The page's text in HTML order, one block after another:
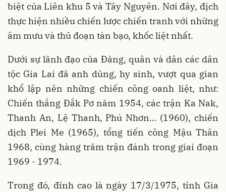
biệt của Liên khu 5 và Tây Nguyên. Nơi đây, địch
thực hiện nhiều chiến lược chiến tranh với những
âm mưu và thủ đoạn tàn bạo, khốc liệt nhất.
Dưới sự lãnh đạo của Đảng, quân và dân các dân
tộc Gia Lai đã anh dũng, hy sinh, vượt qua gian
khổ lập nên những chiến công oanh liệt, như:
Chiến thắng Đắk Pơ năm 1954, các trận Ka Nak,
Thanh An, Lệ Thanh, Phú Nhơn… (1960), chiến
dịch Plei Me (1965), tổng tiến công Mậu Thân
1968, cùng hàng trăm trận đánh trong giai đoạn
1969 - 1974.
Trong đó, đỉnh cao là ngày 17/3/1975, tỉnh Gia